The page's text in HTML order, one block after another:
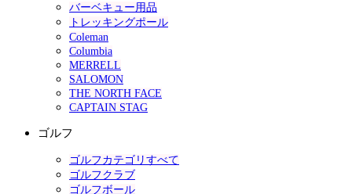
バーベキュー用品
トレッキングポール
Coleman
Columbia
MERRELL
SALOMON
THE NORTH FACE
CAPTAIN STAG
ゴルフ
ゴルフカテゴリすべて
ゴルフクラブ
ゴルフボール